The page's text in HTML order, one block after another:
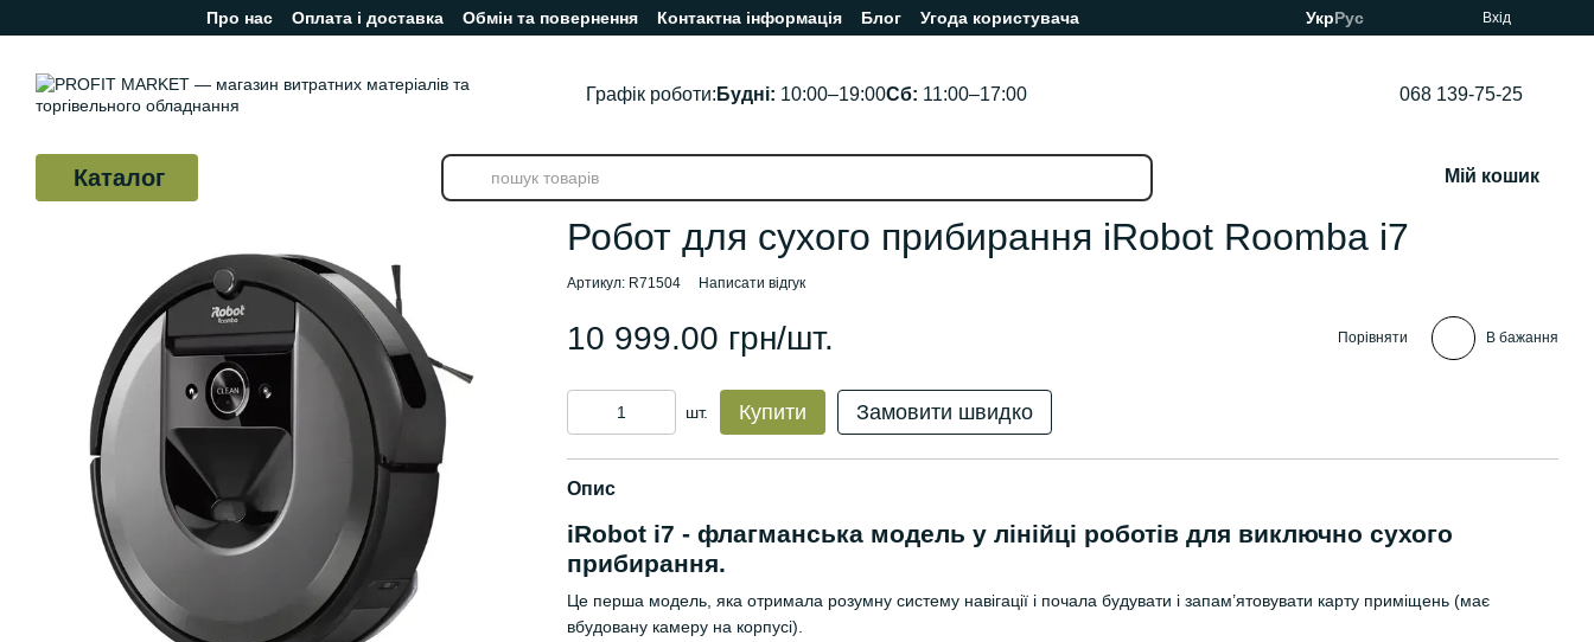
Перейти до основного контенту
Про нас Оплата і доставка Обмін та повернення Контактна інформація Блог
Угода користувача
Відгуки про магазин
УкрРус Вхід
Графік роботи: Будні: 10:00–19:00Сб: 11:00–17:00 068 139-75-25
Каталог Мій кошик
Робот для сухого прибирання iRobot Roomba i7
Артикул: R71504 Написати відгук
10 999.00 грн/шт. Порівняти В бажання
шт. Купити Замовити швидко
Опис
iRobot i7 - флагманська модель у лінійці роботів для виключно сухого
прибирання.
Це перша модель, яка отримала розумну систему навігації і почала будувати і запам’ятовувати карту приміщень (має
вбудовану камеру на корпусі).